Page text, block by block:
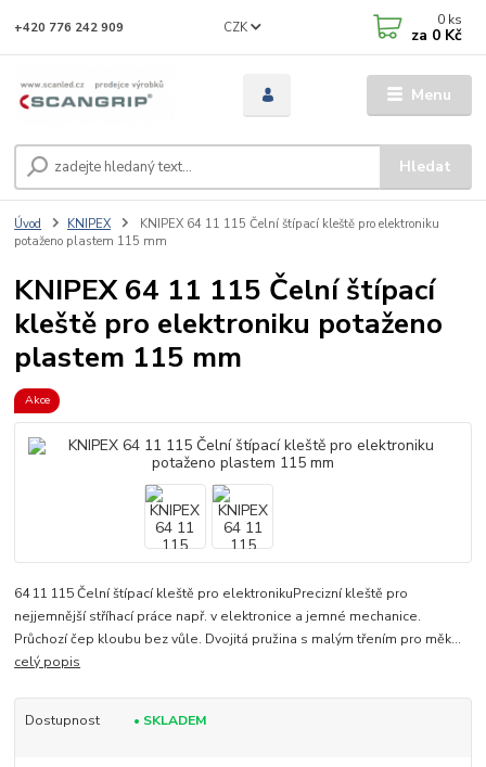
Menu
CZK
Hledat
+420 776 242 909 0 ks
za 0 Kč
Úvod KNIPEX
KNIPEX 64 11 115 Čelní štípací kleště pro elektroniku
potaženo plastem 115 mm
KNIPEX 64 11 115 Čelní štípací
kleště pro elektroniku potaženo
plastem 115 mm
Akce
64 11 115 Čelní štípací kleště pro elektronikuPrecizní kleště pro
nejjemnější stříhací práce např. v elektronice a jemné mechanice.
Průchozí čep kloubu bez vůle. Dvojitá pružina s malým třením pro měk...
celý popis
Dostupnost • SKLADEM